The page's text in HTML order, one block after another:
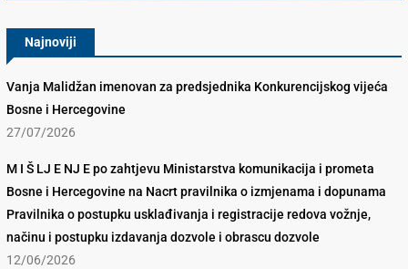
Najnoviji
Vanja Malidžan imenovan za predsjednika Konkurencijskog vijeća
Bosne i Hercegovine
27/07/2026
M I Š LJ E NJ E po zahtjevu Ministarstva komunikacija i prometa
Bosne i Hercegovine na Nacrt pravilnika o izmjenama i dopunama
Pravilnika o postupku usklađivanja i registracije redova vožnje,
načinu i postupku izdavanja dozvole i obrascu dozvole
12/06/2026